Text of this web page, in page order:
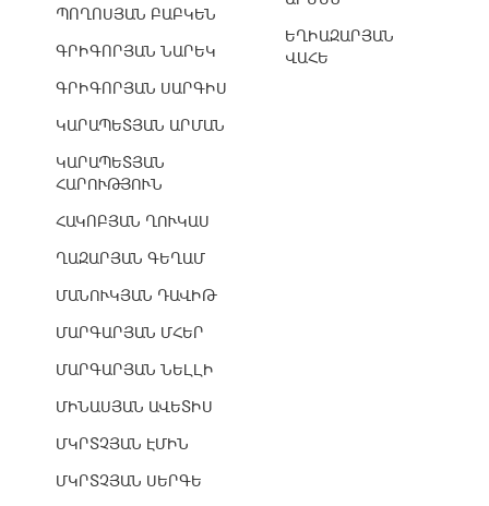
ՊՈՂՈՍՅԱՆ ԲԱԲԿԵՆ
ԳՐԻԳՈՐՅԱՆ ՆԱՐԵԿ
ԳՐԻԳՈՐՅԱՆ ՍԱՐԳԻՍ
ԿԱՐԱՊԵՏՅԱՆ ԱՐՄԱՆ
ԿԱՐԱՊԵՏՅԱՆ
ՀԱՐՈՒԹՅՈՒՆ
ՀԱԿՈԲՅԱՆ ՂՈՒԿԱՍ
ՂԱԶԱՐՅԱՆ ԳԵՂԱՄ
ՄԱՆՈՒԿՅԱՆ ԴԱՎԻԹ
ՄԱՐԳԱՐՅԱՆ ՄՀԵՐ
ՄԱՐԳԱՐՅԱՆ ՆԵԼԼԻ
ՄԻՆԱՍՅԱՆ ԱՎԵՏԻՍ
ՄԿՐՏՉՅԱՆ ԷՄԻՆ
ՄԿՐՏՉՅԱՆ ՍԵՐԳԵ
ԵՂԻԱԶԱՐՅԱՆ
ՎԱՀԵ